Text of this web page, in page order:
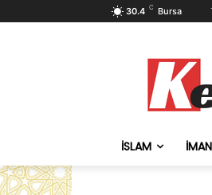
30.4 C Bursa
İSLAM İMAN